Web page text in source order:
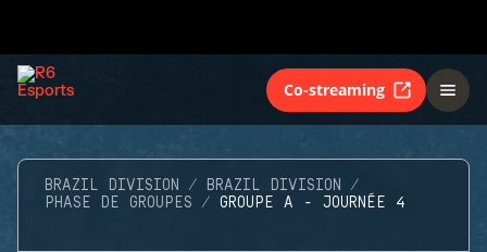
Co-streaming
BRAZIL DIVISION
BRAZIL DIVISION
PHASE DE GROUPES
GROUPE A - JOURNÉE 4